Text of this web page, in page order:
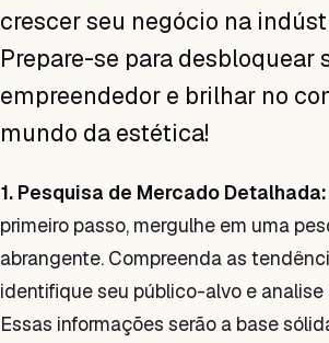
crescer seu negócio na
Prepare-se para desbloquear
empreendedor e brilhar no
mundo da estética!
1. Pesquisa de Mercado Detalhada:
primeiro passo, mergulhe em uma
abrangente. Compreenda as
identifique seu público-alvo e analise
Essas informações serão a base